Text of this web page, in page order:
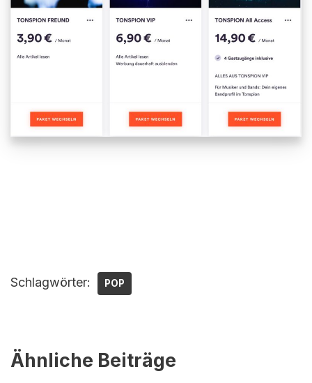
Schlagwörter: POP
Ähnliche Beiträge